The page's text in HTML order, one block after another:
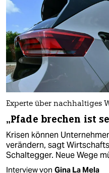
Experte über nachhaltiges
„Pfade brechen ist
Krisen können
verändern, sagt
Schaltegger. Neue Wege
Interview von Gina La Mela